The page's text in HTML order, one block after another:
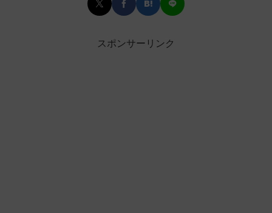
スポンサーリンク